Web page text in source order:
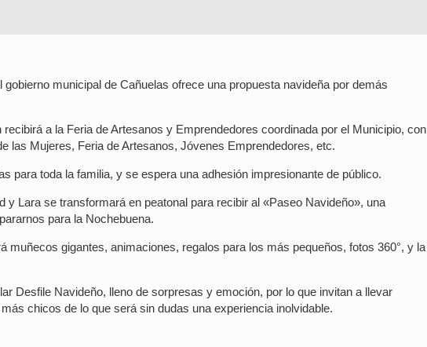
municipal de Cañuelas ofrece una propuesta navideña por demás
a la Feria de Artesanos y Emprendedores coordinada por el Municipio, con
las Mujeres, Feria de Artesanos, Jóvenes Emprendedores, etc.
para toda la familia, y se espera una adhesión impresionante de público.
y Lara se transformará en peatonal para recibir al «Paseo Navideño», una
para la Nochebuena.
muñecos gigantes, animaciones, regalos para los más pequeños, fotos 360°, y la
Desfile Navideño, lleno de sorpresas y emoción, por lo que invitan a llevar
chicos de lo que será sin dudas una experiencia inolvidable.